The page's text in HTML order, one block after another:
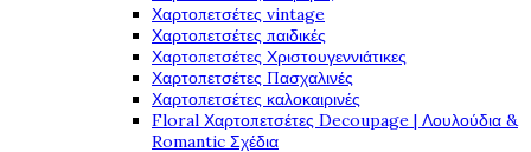
Χαρτοπετσέτες vintage
Χαρτοπετσέτες παιδικές
Χαρτοπετσέτες Χριστουγεννιάτικες
Χαρτοπετσέτες Πασχαλινές
Χαρτοπετσέτες καλοκαιρινές
Floral Χαρτοπετσέτες Decoupage | Λουλούδια &
Romantic Σχέδια